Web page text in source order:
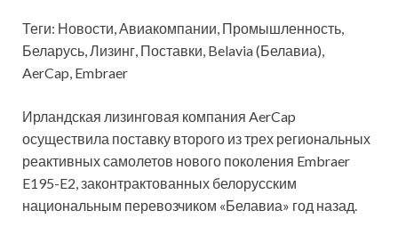
Теги: Новости, Авиакомпании, Промышленность,
Беларусь, Лизинг, Поставки, Belavia (Белавиа),
AerCap, Embraer
Ирландская лизинговая компания AerCap
осуществила поставку второго из трех региональных
реактивных самолетов нового поколения Embraer
E195-E2, законтрактованных белорусским
национальным перевозчиком «Белавиа» год назад.